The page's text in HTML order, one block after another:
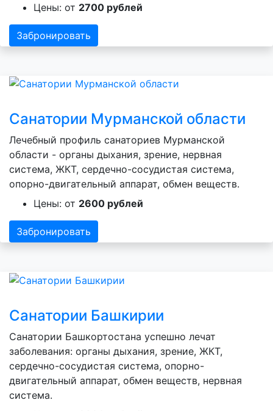
Цены: от 2700 рублей
Забронировать
Санатории Мурманской области
Лечебный профиль санаториев Мурманской
области - органы дыхания, зрение, нервная
система, ЖКТ, сердечно-сосудистая система,
опорно-двигательный аппарат, обмен веществ.
Цены: от 2600 рублей
Забронировать
Санатории Башкирии
Санатории Башкортостана успешно лечат
заболевания: органы дыхания, зрение, ЖКТ,
сердечно-сосудистая система, опорно-
двигательный аппарат, обмен веществ, нервная
система.